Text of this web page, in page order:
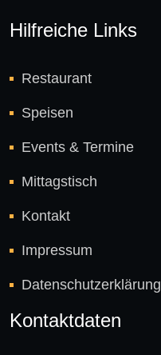
Hilfreiche Links
Restaurant
Speisen
Events & Termine
Mittagstisch
Kontakt
Impressum
Datenschutzerklärung
Kontaktdaten